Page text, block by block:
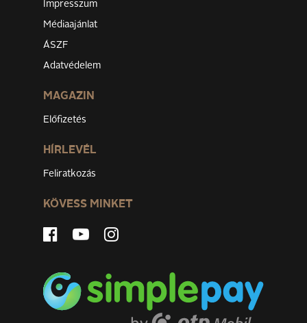
Impresszum
Médiaajánlat
ÁSZF
Adatvédelem
MAGAZIN
Előfizetés
HÍRLEVÉL
Feliratkozás
KÖVESS MINKET